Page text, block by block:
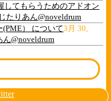
してもらうためのアドオン
たりあん@noveldrum
） について3月 30,
ん@noveldrum